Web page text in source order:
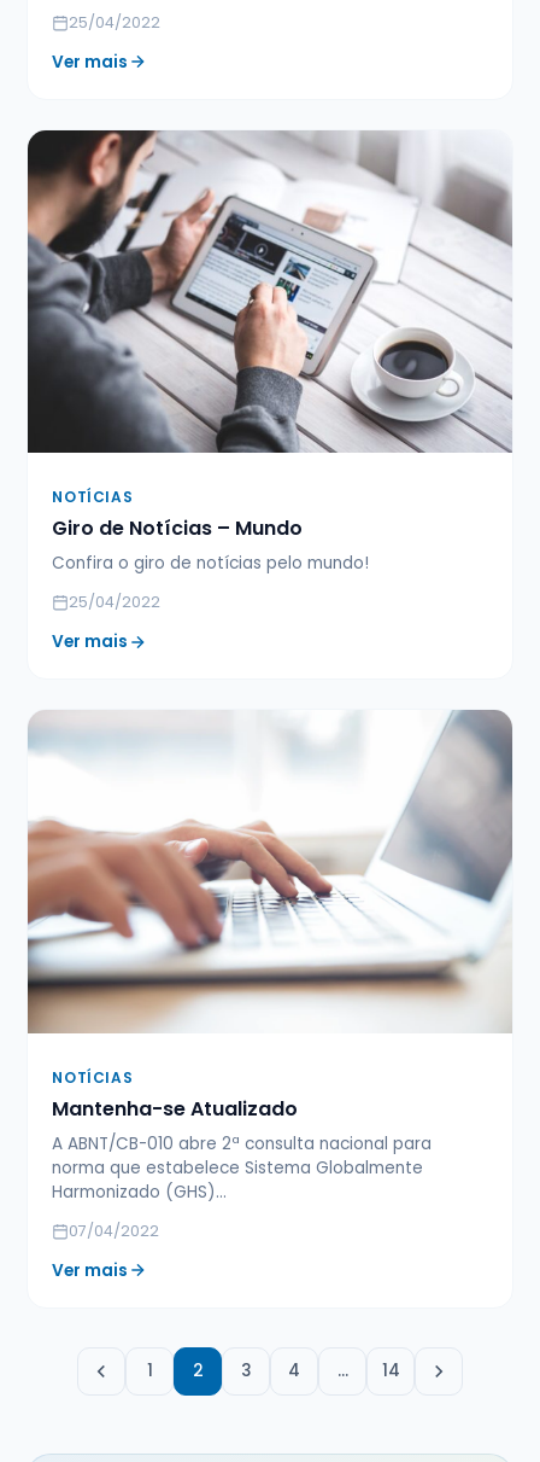
25/04/2022
Ver mais
NOTÍCIAS
Giro de Notícias – Mundo
Confira o giro de notícias pelo mundo!
25/04/2022
Ver mais
NOTÍCIAS
Mantenha-se Atualizado
A ABNT/CB-010 abre 2ª consulta nacional para
norma que estabelece Sistema Globalmente
Harmonizado (GHS)...
07/04/2022
Ver mais
1 2 3 4 … 14